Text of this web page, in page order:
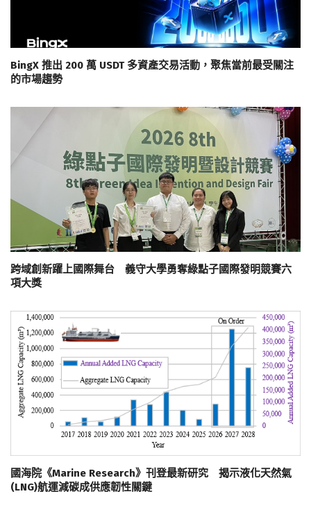
BingX 推出 200 萬 USDT 多資產交易活動，聚焦當前最受關注
的市場趨勢
跨域創新躍上國際舞台 義守大學勇奪綠點子國際發明競賽六
項大獎
國海院《Marine Research》刊登最新研究 揭示液化天然氣
(LNG)航運減碳成供應韌性關鍵